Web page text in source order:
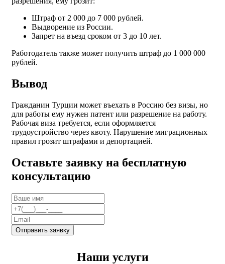
Штраф от 2 000 до 7 000 рублей.
Выдворение из России.
Запрет на въезд сроком от 3 до 10 лет.
Работодатель также может получить штраф до 1 000 000
рублей.
Вывод
Гражданин Турции может въехать в Россию без визы, но
для работы ему нужен патент или разрешение на работу.
Рабочая виза требуется, если оформляется
трудоустройство через квоту. Нарушение миграционных
правил грозит штрафами и депортацией.
Оставьте заявку на бесплатную
консультацию
Отправить заявку
Наши услуги